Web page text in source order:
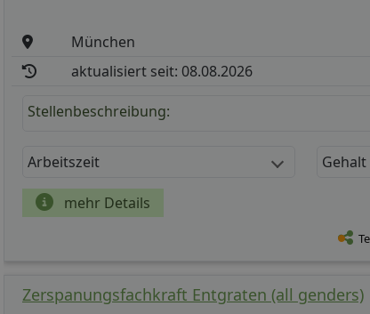
München
aktualisiert seit: 08.08.2026
Stellenbeschreibung:
Arbeitszeit Gehalt
mehr Details
Zerspanungsfachkraft Entgraten (all genders)